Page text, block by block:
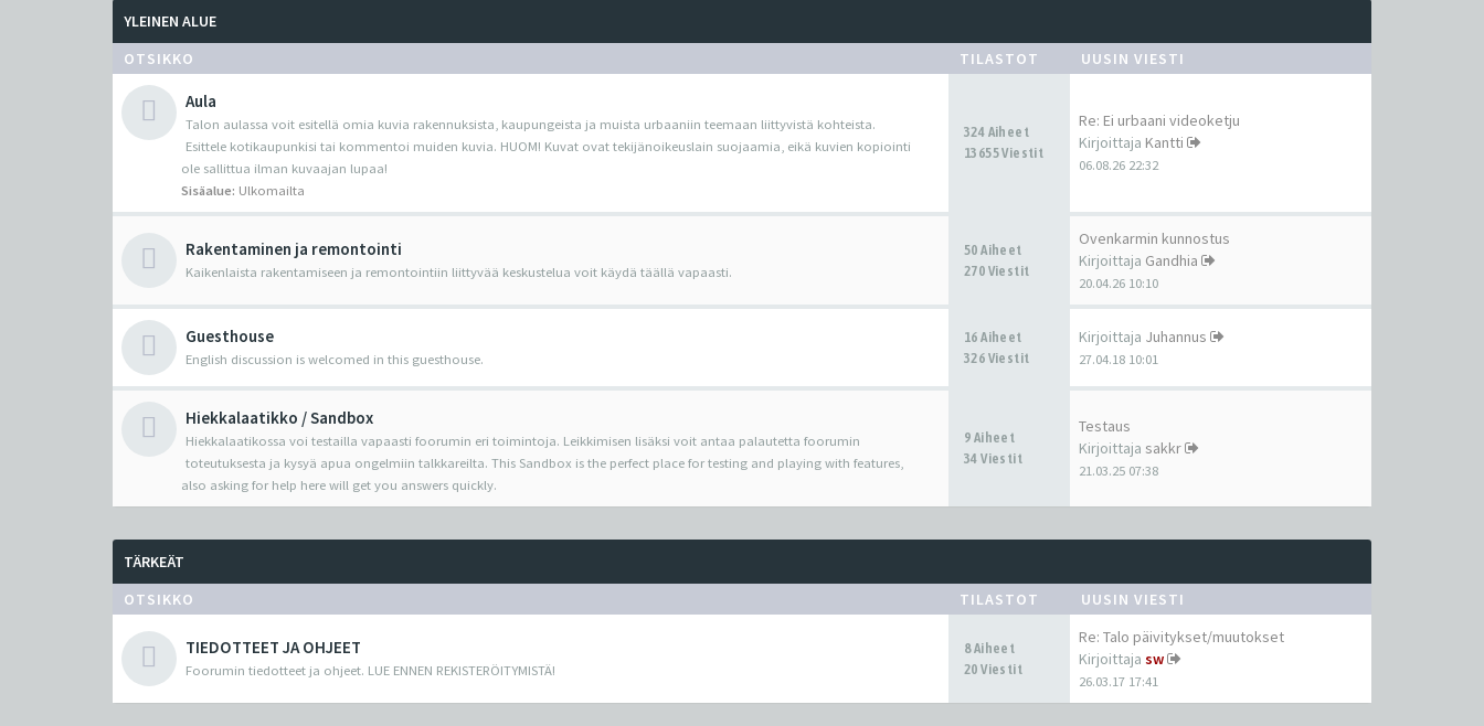
YLEINEN ALUE
OTSIKKO
TILASTOT UUSIN VIESTI
Aula
Talon aulassa voit esitellä omia kuvia rakennuksista, kaupungeista ja muista urbaaniin teemaan liittyvistä kohteista.
Esittele kotikaupunkisi tai kommentoi muiden kuvia. HUOM! Kuvat ovat tekijänoikeuslain suojaamia, eikä kuvien kopiointi
ole sallittua ilman kuvaajan lupaa!
Sisäalue: Ulkomailta
324 Aiheet
13655 Viestit
Re: Ei urbaani videoketju
Kirjoittaja Kantti
06.08.26 22:32
Rakentaminen ja remontointi
Kaikenlaista rakentamiseen ja remontointiin liittyvää keskustelua voit käydä täällä vapaasti.
50 Aiheet
270 Viestit
Ovenkarmin kunnostus
Kirjoittaja Gandhia
20.04.26 10:10
Guesthouse
English discussion is welcomed in this guesthouse.
16 Aiheet
326 Viestit
Kirjoittaja Juhannus
27.04.18 10:01
Hiekkalaatikko / Sandbox
Hiekkalaatikossa voi testailla vapaasti foorumin eri toimintoja. Leikkimisen lisäksi voit antaa palautetta foorumin
toteutuksesta ja kysyä apua ongelmiin talkkareilta. This Sandbox is the perfect place for testing and playing with features,
also asking for help here will get you answers quickly.
9 Aiheet
34 Viestit
Testaus
Kirjoittaja sakkr
21.03.25 07:38
TÄRKEÄT
OTSIKKO
TILASTOT UUSIN VIESTI
TIEDOTTEET JA OHJEET
Foorumin tiedotteet ja ohjeet. LUE ENNEN REKISTERÖITYMISTÄ!
8 Aiheet
20 Viestit
Re: Talo päivitykset/muutokset
Kirjoittaja sw
26.03.17 17:41